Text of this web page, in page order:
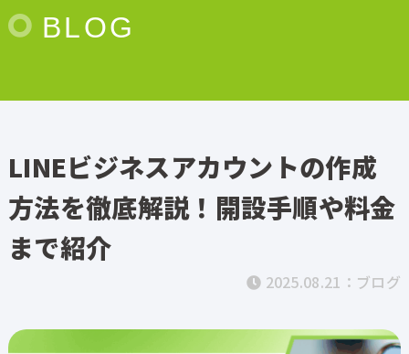
BLOG
LINEビジネスアカウントの作成
方法を徹底解説！開設手順や料金
まで紹介
2025.08.21： ブログ